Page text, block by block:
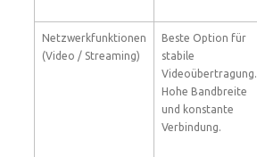
Netzwerkfunktionen
(Video / Streaming)
Beste Option für
stabile
Videoübertragung.
Hohe Bandbreite
und konstante
Verbindung.